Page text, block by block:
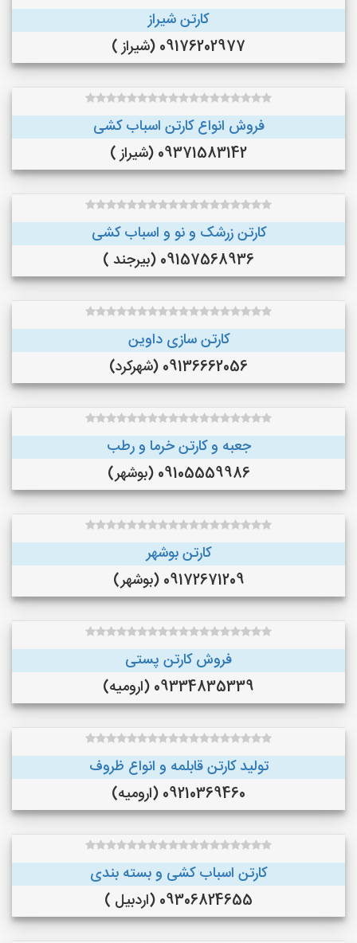
کارتن شیراز
09176202977 (شیراز )
فروش انواع کارتن اسباب کشی
09371583142 (شیراز )
کارتن زرشک و نو و اسباب کشی
09157568936 (بیرجند )
کارتن سازی داوین
09136662056 (شهرکرد)
جعبه و کارتن خرما و‌ رطب
09105559986 (بوشهر)
کارتن بوشهر
09172671209 (بوشهر)
فروش کارتن پستی
09334835339 (ارومیه)
تولید کارتن قابلمه و انواع ظروف
09210369460 (ارومیه)
کارتن اسباب کشی و بسته بندی
09306824655 (اردبیل )